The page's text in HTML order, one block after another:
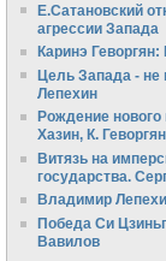
Е.Сатановский
агрессии Запада
Каринэ
Цель Запада - не
Лепехин
Рождение
Хазин, К. Геворгян
Витязь на
государства.
Владимир
Победа Си
Вавилов